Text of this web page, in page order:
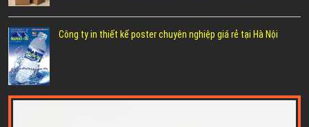
Công ty in thiết kế poster chuyên nghiệp giá rẻ tại Hà Nội